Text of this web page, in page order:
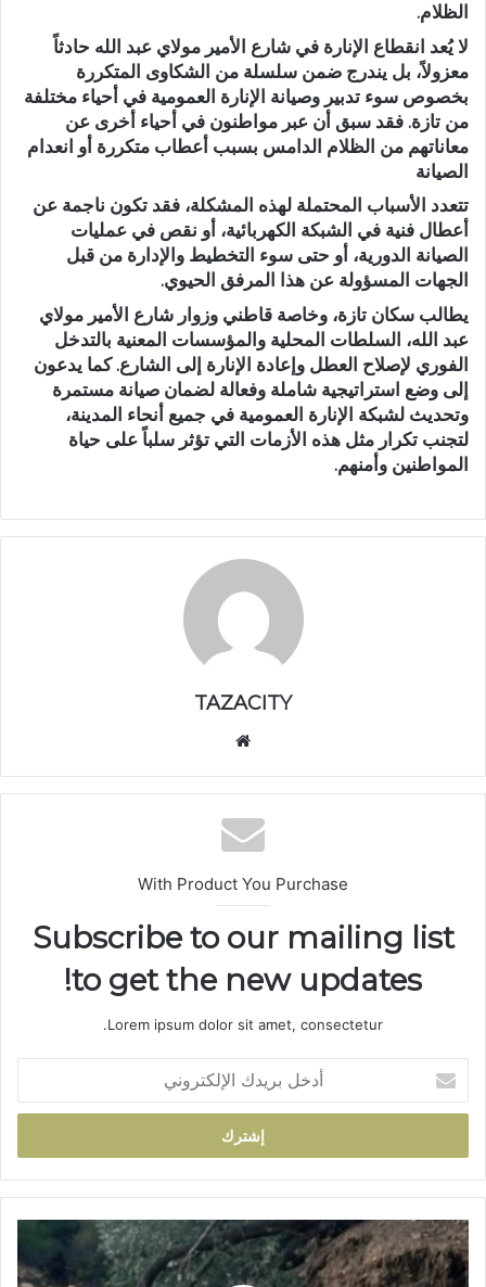
الظلام.
لا يُعد انقطاع الإنارة في شارع الأمير مولاي عبد الله حادثاً
معزولاً، بل يندرج ضمن سلسلة من الشكاوى المتكررة
بخصوص سوء تدبير وصيانة الإنارة العمومية في أحياء مختلفة
من تازة. فقد سبق أن عبر مواطنون في أحياء أخرى عن
معاناتهم من الظلام الدامس بسبب أعطاب متكررة أو انعدام
الصيانة
تتعدد الأسباب المحتملة لهذه المشكلة، فقد تكون ناجمة عن
أعطال فنية في الشبكة الكهربائية، أو نقص في عمليات
الصيانة الدورية، أو حتى سوء التخطيط والإدارة من قبل
الجهات المسؤولة عن هذا المرفق الحيوي.
يطالب سكان تازة، وخاصة قاطني وزوار شارع الأمير مولاي
عبد الله، السلطات المحلية والمؤسسات المعنية بالتدخل
الفوري لإصلاح العطل وإعادة الإنارة إلى الشارع. كما يدعون
إلى وضع استراتيجية شاملة وفعالة لضمان صيانة مستمرة
وتحديث لشبكة الإنارة العمومية في جميع أنحاء المدينة،
لتجنب تكرار مثل هذه الأزمات التي تؤثر سلباً على حياة
المواطنين وأمنهم.
TAZACITY
الوي
ب
With Product You Purchase
Subscribe to our mailing list
to get the new updates!
Lorem ipsum dolor sit amet, consectetur.
خ
ب
ر
د
ك
ا
ا
ن
ه